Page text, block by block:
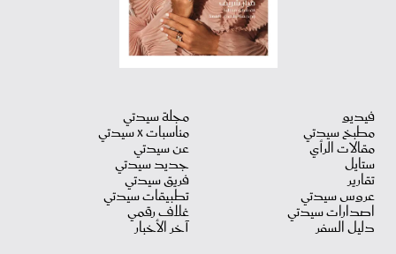
فيديو
مطبخ سيدتي
مقالات الرأي
ستايل
تقارير
عروس سيدتي
اصدارات سيدتي
دليل السفر
مجلة سيدتي
مناسبات X سيدتي
عن سيدتي
جديد سيدتي
فريق سيدتي
تطبيقات سيدتي
غلاف رقمي
آخر الأخبار